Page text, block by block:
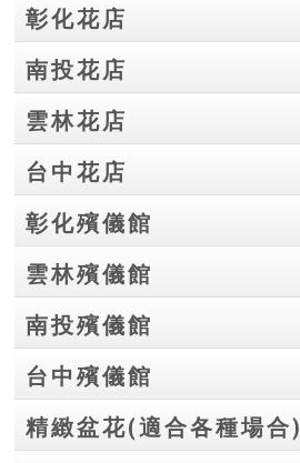
彰化花店
南投花店
雲林花店
台中花店
彰化殯儀館
雲林殯儀館
南投殯儀館
台中殯儀館
精緻盆花(適合各種場合)